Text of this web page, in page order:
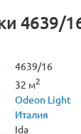
4639/
4639/16
32 м2
Odeon Light
Италия
Ida
Не повезло